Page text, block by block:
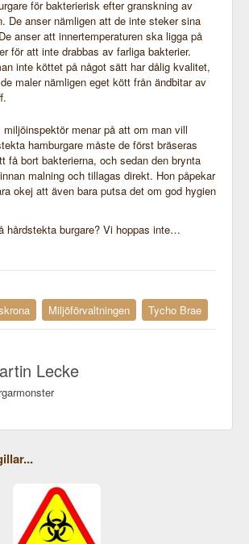
för bakterierisk efter granskning av
De anser nämligen att de inte steker sina
anser att innertemperaturen ska ligga på
för att inte drabbas av farliga bakterier.
inte köttet på något sätt har dålig kvalitet,
maler nämligen eget kött från ändbitar av
miljöinspektör menar på att om man vill
hamburgare måste de först bräseras
få bort bakterierna, och sedan den brynta
malning och tillagas direkt. Hon påpekar
okej att även bara putsa det om god hygien
hårdstekta burgare? Vi hoppas inte…
Miljöförvaltningen Tycho Brae
Lecke